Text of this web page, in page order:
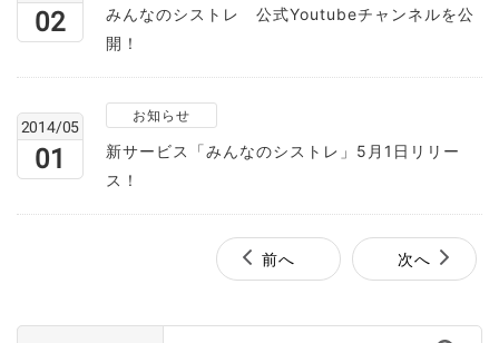
02
みんなのシストレ 公式Youtubeチャンネルを公
開！
2014/05
01
お知らせ
新サービス「みんなのシストレ」5月1日リリー
ス！
前へ 次へ